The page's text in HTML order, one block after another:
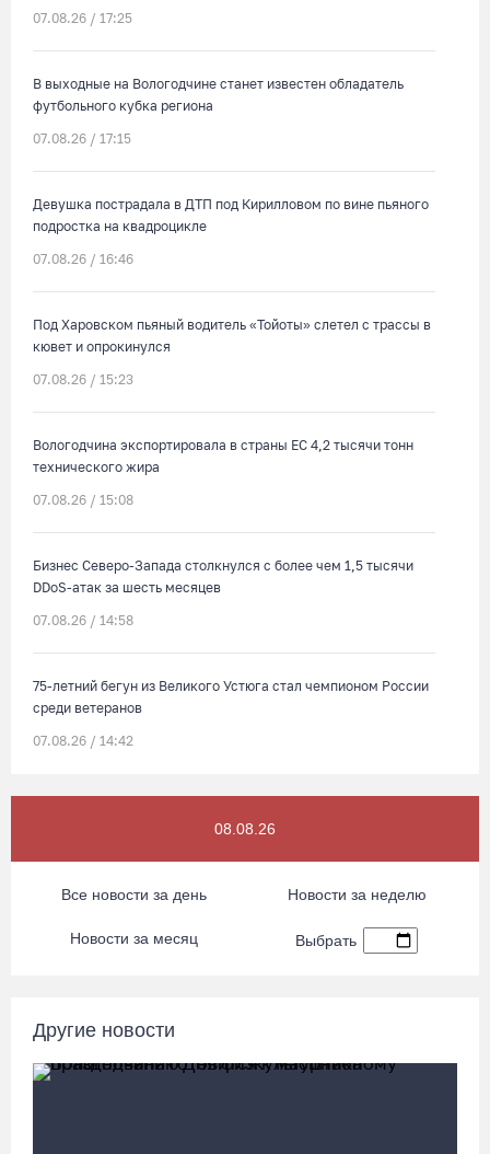
07.08.26 / 17:25
В выходные на Вологодчине станет известен обладатель
футбольного кубка региона
07.08.26 / 17:15
Девушка пострадала в ДТП под Кирилловом по вине пьяного
подростка на квадроцикле
07.08.26 / 16:46
Под Харовском пьяный водитель «Тойоты» слетел с трассы в
кювет и опрокинулся
07.08.26 / 15:23
Вологодчина экспортировала в страны ЕС 4,2 тысячи тонн
технического жира
07.08.26 / 15:08
Бизнес Северо-Запада столкнулся с более чем 1,5 тысячи
DDoS-атак за шесть месяцев
07.08.26 / 14:58
75-летний бегун из Великого Устюга стал чемпионом России
среди ветеранов
07.08.26 / 14:42
Шекснинского водохранилища
07.08.26 / 14:25
Череповчанку задержали с наркотиками: общая масса
изъятого превысила 527 г
честь юбилея города
08.08.26
Все новости за день Новости за неделю
Новости за месяц Выбрать
Другие новости